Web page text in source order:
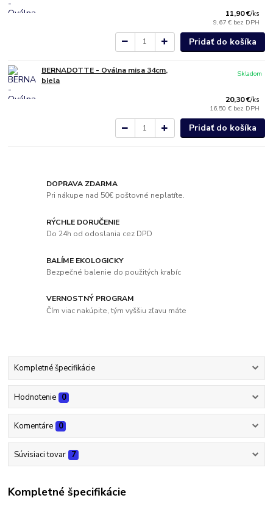
11,90 €/ks
9,67 € bez DPH
Pridať do košíka
BERNADOTTE - Oválna misa 34cm,
biela
20,30 €/ks
16,50 € bez DPH
Skladom
Pridať do košíka
DOPRAVA ZDARMA
Pri nákupe nad 50€ poštovné neplatíte.
RÝCHLE DORUČENIE
Do 24h od odoslania cez DPD
BALÍME EKOLOGICKY
Bezpečné balenie do použitých krabíc
VERNOSTNÝ PROGRAM
Čím viac nakúpite, tým vyššiu zľavu máte
Kompletné špecifikácie
Hodnotenie 0
Komentáre 0
Súvisiaci tovar 7
Kompletné špecifikácie